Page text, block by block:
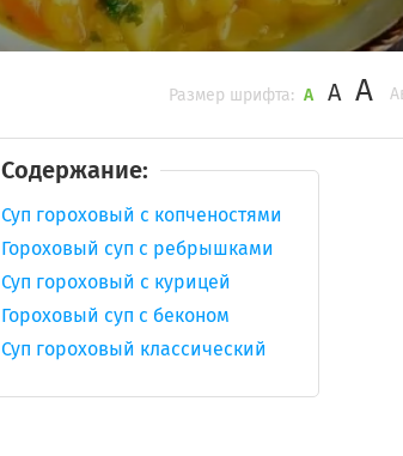
Размер шрифта: A A A
Содержание:
Суп гороховый с копченостями
Гороховый суп с ребрышками
Суп гороховый с курицей
Гороховый суп с беконом
Суп гороховый классический